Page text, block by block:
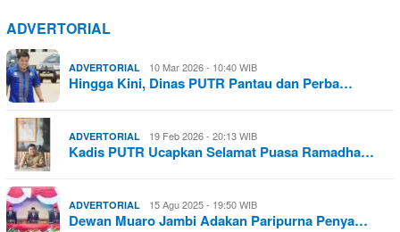
ADVERTORIAL
ADVERTORIAL 10 Mar 2026 - 10:40 WIB
Hingga Kini, Dinas PUTR Pantau dan Perba…
ADVERTORIAL 19 Feb 2026 - 20:13 WIB
Kadis PUTR Ucapkan Selamat Puasa Ramadha…
ADVERTORIAL 15 Agu 2025 - 19:50 WIB
Dewan Muaro Jambi Adakan Paripurna Penya…